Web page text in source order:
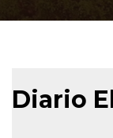
Diario